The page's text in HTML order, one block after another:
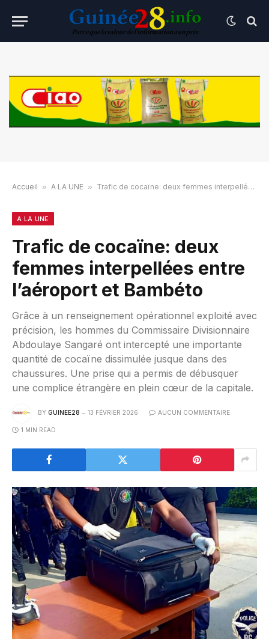
Accueil » A LA UNE » Trafic de cocaïne: deux femmes interpellées entre l’aéroport et Bambéto
A LA UNE
Trafic de cocaïne: deux
femmes interpellées entre
l’aéroport et Bambéto
Grâce à un renseignement opérationnel exploité avec
précision, les hommes du Commissaire Divisionnaire
Abdoulaye Sangaré ont intercepté une importante
quantité de cocaïne dissimulée jusque dans des
chaussures. Une prise qui a permis de débusquer
une complice étrangère en plein cœur de la capitale.
BY GUINEE28 13 FÉVRIER 2026 AUCUN COMMENTAIRE
1 MIN READ